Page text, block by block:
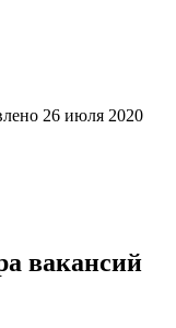
26 июля 2020
вакансий